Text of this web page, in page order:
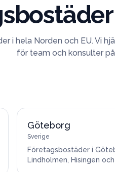
i hela Norden och EU. Vi
för team och konsulter
Göteborg
Sverige
Företagsbostäder i
Lindholmen, Hisingen